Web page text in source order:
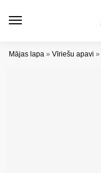
Mājas lapa » Vīriešu apavi »